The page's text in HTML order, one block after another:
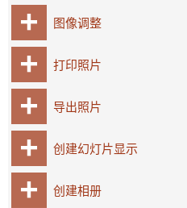
图像调整
打印照片
导出照片
创建幻灯片显示
创建相册